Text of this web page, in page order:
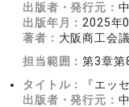
出版者・発行元：
出版年月： 2025年
著者： 大阪商工会
担当範囲：第3章第
タイトル：
『エッ
出版者・発行元：